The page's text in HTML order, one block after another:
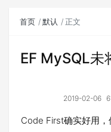
首页 默认 正文
EF MySQL未
2019-02-06
Code First确实好用，